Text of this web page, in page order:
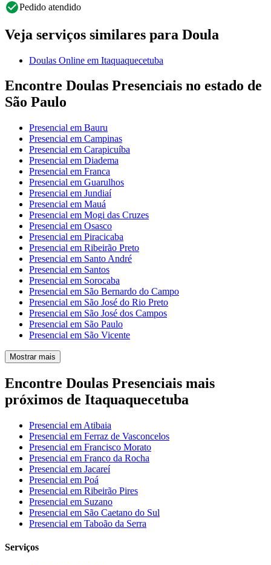
Pedido atendido
Veja serviços similares para Doula
Doulas Online em Itaquaquecetuba
Encontre Doulas Presenciais no estado de
São Paulo
Presencial em Bauru
Presencial em Campinas
Presencial em Carapicuíba
Presencial em Diadema
Presencial em Franca
Presencial em Guarulhos
Presencial em Jundiaí
Presencial em Mauá
Presencial em Mogi das Cruzes
Presencial em Osasco
Presencial em Piracicaba
Presencial em Ribeirão Preto
Presencial em Santo André
Presencial em Santos
Presencial em Sorocaba
Presencial em São Bernardo do Campo
Presencial em São José do Rio Preto
Presencial em São José dos Campos
Presencial em São Paulo
Presencial em São Vicente
Mostrar mais
Encontre Doulas Presenciais mais
próximos de Itaquaquecetuba
Presencial em Atibaia
Presencial em Ferraz de Vasconcelos
Presencial em Francisco Morato
Presencial em Franco da Rocha
Presencial em Jacareí
Presencial em Poá
Presencial em Ribeirão Pires
Presencial em Suzano
Presencial em São Caetano do Sul
Presencial em Taboão da Serra
Serviços